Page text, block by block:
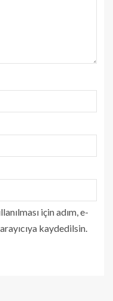
için adım, e-
kaydedilsin.